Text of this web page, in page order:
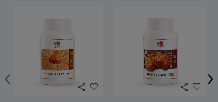
share favorite share favorite
‹ ›